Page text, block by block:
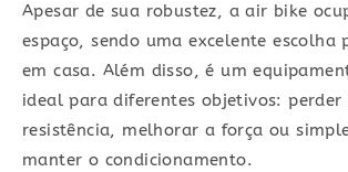
Apesar de sua robustez, a air bike
espaço, sendo uma excelente escolha
em casa. Além disso, é um
ideal para diferentes objetivos: perder
resistência, melhorar a força ou
manter o condicionamento.